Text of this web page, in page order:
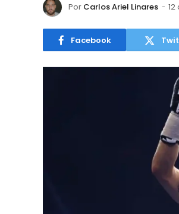
Por Carlos Ariel Linares
Facebook